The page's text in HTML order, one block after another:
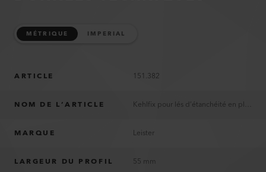
MÉTRIQUE IMPERIAL
ARTICLE 151.382
NOM DE L’ARTICLE
MARQUE Leister
LARGEUR DU PROFIL 55 mm